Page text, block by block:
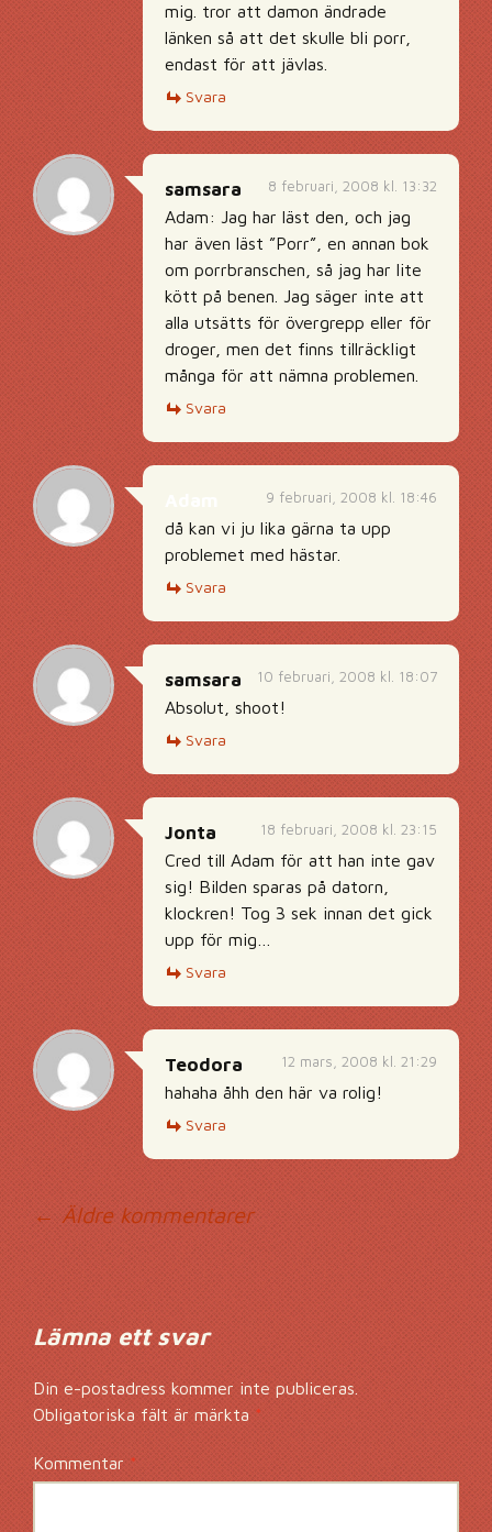
mig. tror att damon ändrade
länken så att det skulle bli porr,
endast för att jävlas.
Svara
8 februari, 2008 kl. 13:32
samsara
Adam: Jag har läst den, och jag
har även läst ”Porr”, en annan bok
om porrbranschen, så jag har lite
kött på benen. Jag säger inte att
alla utsätts för övergrepp eller för
droger, men det finns tillräckligt
många för att nämna problemen.
Svara
9 februari, 2008 kl. 18:46
då kan vi ju lika gärna ta upp
problemet med hästar.
Svara
10 februari, 2008 kl. 18:07
samsara
Absolut, shoot!
Svara
18 februari, 2008 kl. 23:15
Jonta
Cred till Adam för att han inte gav
sig! Bilden sparas på datorn,
klockren! Tog 3 sek innan det gick
upp för mig…
Svara
12 mars, 2008 kl. 21:29
Teodora
hahaha åhh den här va rolig!
Svara
← Äldre kommentarer
Lämna ett svar
Din e-postadress kommer inte publiceras.
Obligatoriska fält är märkta *
Kommentar*